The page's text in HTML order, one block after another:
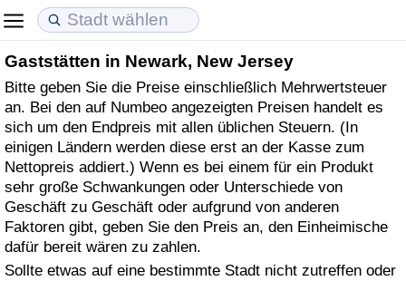
Gaststätten in Newark, New Jersey
Bitte geben Sie die Preise einschließlich Mehrwertsteuer
an. Bei den auf Numbeo angezeigten Preisen handelt es
sich um den Endpreis mit allen üblichen Steuern. (In
einigen Ländern werden diese erst an der Kasse zum
Nettopreis addiert.) Wenn es bei einem für ein Produkt
sehr große Schwankungen oder Unterschiede von
Geschäft zu Geschäft oder aufgrund von anderen
Faktoren gibt, geben Sie den Preis an, den Einheimische
dafür bereit wären zu zahlen.
Sollte etwas auf eine bestimmte Stadt nicht zutreffen oder
Lebenshaltungskosten
Lebenshaltungskosten-Index (aktuell)
Lebenshaltungskosten-Index
Lebenshaltungskosten-Index nach Land
in Akaba
Immobilienpreise
Immobilienpreis-Index (aktuell)
Immobilienpreis-Index
Immobilienpreis-Index nach Land
Lebensqualität
Lebensqualität-Index
Lebensqualität-Index (aktuell)
Lebensqualitätsindex nach Land
Kriminalität